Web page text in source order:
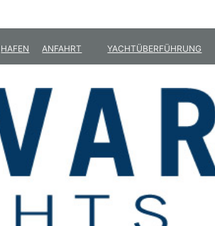
HAFEN ANFAHRT YACHTÜBERFÜHRUNG